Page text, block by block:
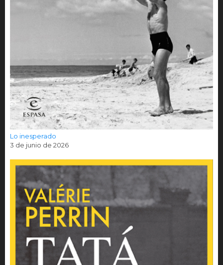
Lo inesperado
3 de junio de 2026